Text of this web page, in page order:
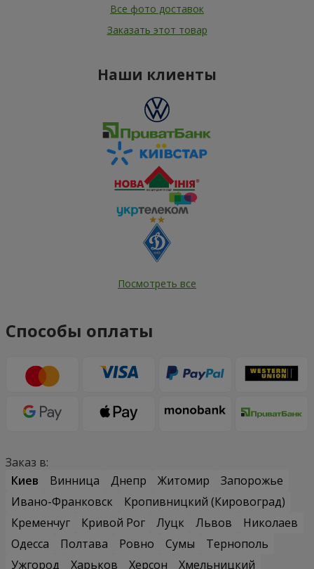
Все фото доставок
Заказать этот товар
Наши клиенты
Посмотреть все
Способы оплаты
Заказ в:
Киев
Винница Днепр Житомир
Запорожье
Ивано-Франковск
Кропивницкий (Кировоград)
Кременчуг
Кривой Рог Луцк Львов
Николаев
Одесса
Полтава Ровно Сумы
Тернополь
Ужгород
Харьков Херсон
Хмельницкий